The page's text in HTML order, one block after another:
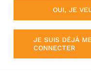
OUI, JE
JE SUIS DÉJÀ
CONNECTER